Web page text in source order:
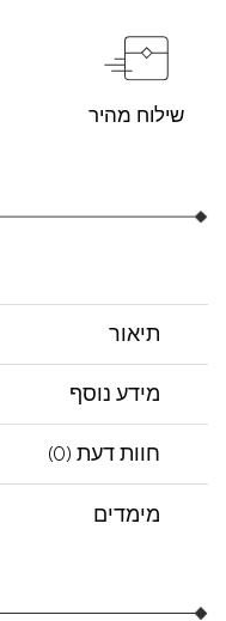
שילוח מהיר
תיאור
מידע נוסף
חוות דעת (0)
מימדים